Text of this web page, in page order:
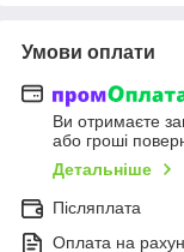
Умови оплати
Ви отримаєте
або гроші
Детальніше
Післяплата
Оплата на